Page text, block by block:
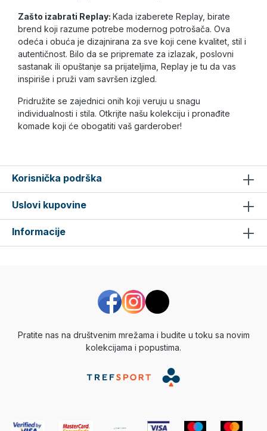
Zašto izabrati Replay: Kada izaberete Replay, birate
brend koji razume potrebe modernog potrošača. Ova
odeća i obuća je dizajnirana za sve koji cene kvalitet, stil i
autentičnost. Bilo da se pripremate za izlazak, poslovni
sastanak ili opuštanje sa prijateljima, Replay je tu da vas
inspiriše i pruži vam savršen izgled.
Pridružite se zajednici onih koji veruju u snagu
individualnosti i stila. Otkrijte našu kolekciju i pronađite
komade koji će obogatiti vaš garderober!
Korisnička podrška
Uslovi kupovine
Informacije
Pratite nas na društvenim mrežama i budite u toku sa novim
kolekcijama i popustima.